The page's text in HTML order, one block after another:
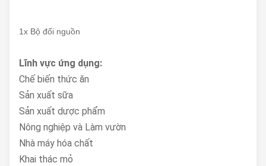
1x Bộ đổi nguồn
Lĩnh vực ứng dụng:
Chế biến thức ăn
Sản xuất sữa
Sản xuất dược phẩm
Nông nghiệp và Làm vườn
Nhà máy hóa chất
Khai thác mỏ